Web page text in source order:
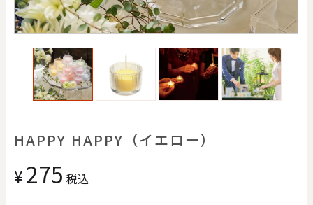
20000
円 円
クリア OK
色で探す
HAPPY HAPPY（イエロー）
¥275 税込